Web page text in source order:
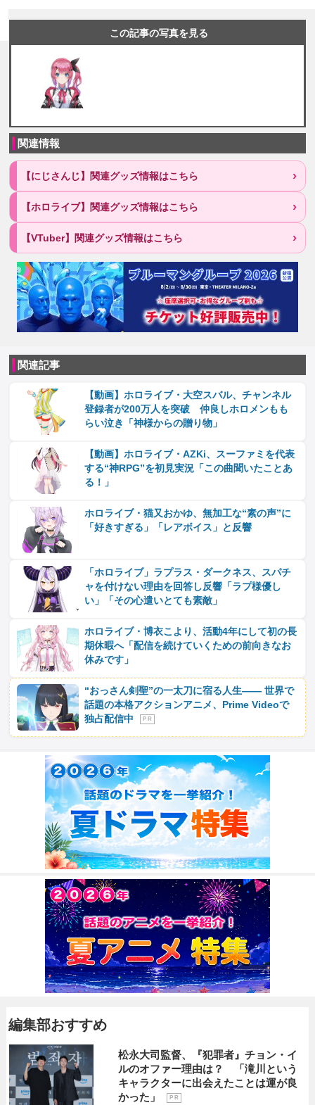
この記事の写真を見る
関連情報
【にじさんじ】関連グッズ情報はこちら
【ホロライブ】関連グッズ情報はこちら
【VTuber】関連グッズ情報はこちら
関連記事
【動画】ホロライブ・大空スバル、チャンネル
登録者が200万人を突破 仲良しホロメンもも
らい泣き「神様からの贈り物」
【動画】ホロライブ・AZKi、スーファミを代表
する“神RPG”を初見実況「この曲聞いたことあ
る！」
ホロライブ・猫又おかゆ、無加工な“素の声”に
「好きすぎる」「レアボイス」と反響
「ホロライブ」ラプラス・ダークネス、スパチ
ャを付けない理由を回答し反響「ラプ様優し
い」「その心遣いとても素敵」
ホロライブ・博衣こより、活動4年にして初の長
期休暇へ「配信を続けていくための前向きなお
休みです」
“おっさん剣聖”の一太刀に宿る人生―― 世界で
話題の本格アクションアニメ、Prime Videoで
独占配信中
P R
編集部おすすめ
松永大司監督、『犯罪者』チョン・イ
ルのオファー理由は？ 「滝川という
キャラクターに出会えたことは運が良
かった」
P R